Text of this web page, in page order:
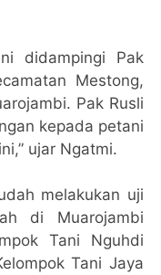
didampingi Pak
Mestong,
Pak Rusli
kepada petani
ujar Ngatmi.
melakukan uji
di Muarojambi
Tani Nguhdi
Tani Jaya